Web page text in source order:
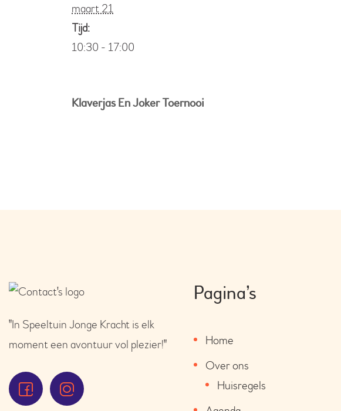
maart 21
Tijd:
10:30 - 17:00
Klaverjas En Joker Toernooi
"In Speeltuin Jonge Kracht is elk
moment een avontuur vol plezier!"
Pagina’s
Home
Over ons
Huisregels